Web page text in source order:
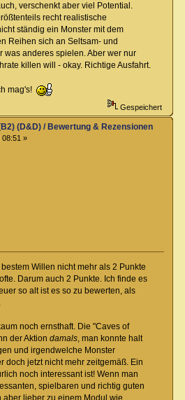
verschenkt aber viel Potential.
recht realistische
ständig ein Monster mit dem
Reihen sich an Seltsam- und
was anderes spielen. Aber wer nur
killen will - okay. Richtige Ausfahrt.
mag's!
Gespeichert
(D&D) / Bewertung & Rezensionen
08:51 »
Willen nicht mehr als 2 Punkte
Darum auch 2 Punkte. Ich finde es
so alt ist es so zu bewerten, als
noch ernsthaft. Die "Caves of
der Aktion damals, man konnte halt
und irgendwelche Monster
doch jetzt nicht mehr zeitgemäß. Ein
noch interessant ist! Wenn man
spielbaren und richtig guten
aber lieber zu einem Modul wie